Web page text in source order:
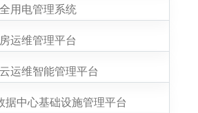
用电管理系统
运维管理平台
运维智能管理平台
据中心基础设施管理平台